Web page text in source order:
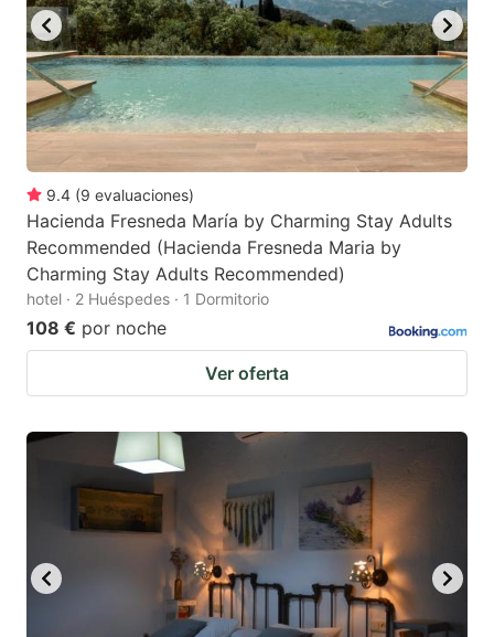
9.4 (9 evaluaciones)
Hacienda Fresneda María by Charming Stay Adults
Recommended (Hacienda Fresneda Maria by
Charming Stay Adults Recommended)
hotel · 2 Huéspedes · 1 Dormitorio
108 € por noche
Ver oferta